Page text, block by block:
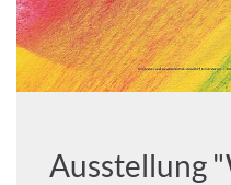
Ausstellung